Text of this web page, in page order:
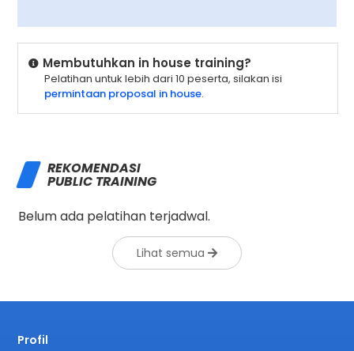
Membutuhkan in house training?
Pelatihan untuk lebih dari 10 peserta, silakan isi
permintaan proposal in house.
REKOMENDASI
PUBLIC TRAINING
Belum ada pelatihan terjadwal.
Lihat semua
Profil